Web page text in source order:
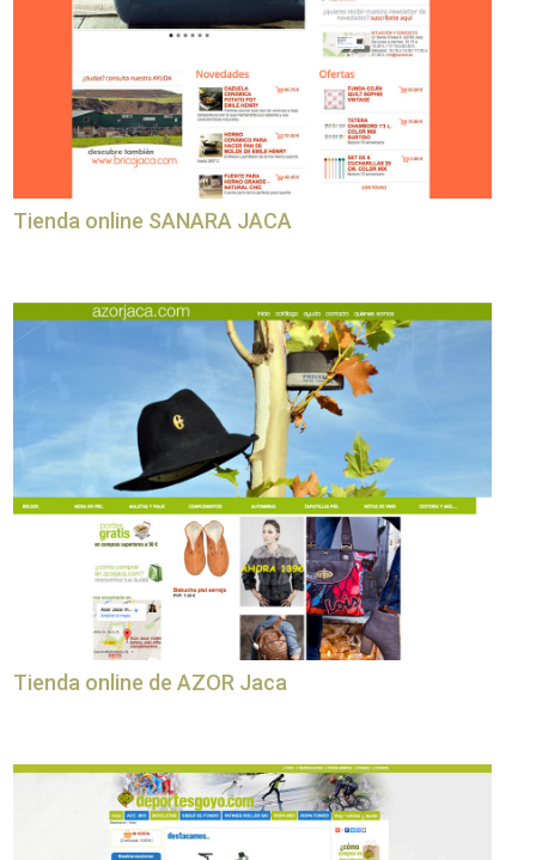
Tienda online SANARA JACA
Tienda online de AZOR Jaca